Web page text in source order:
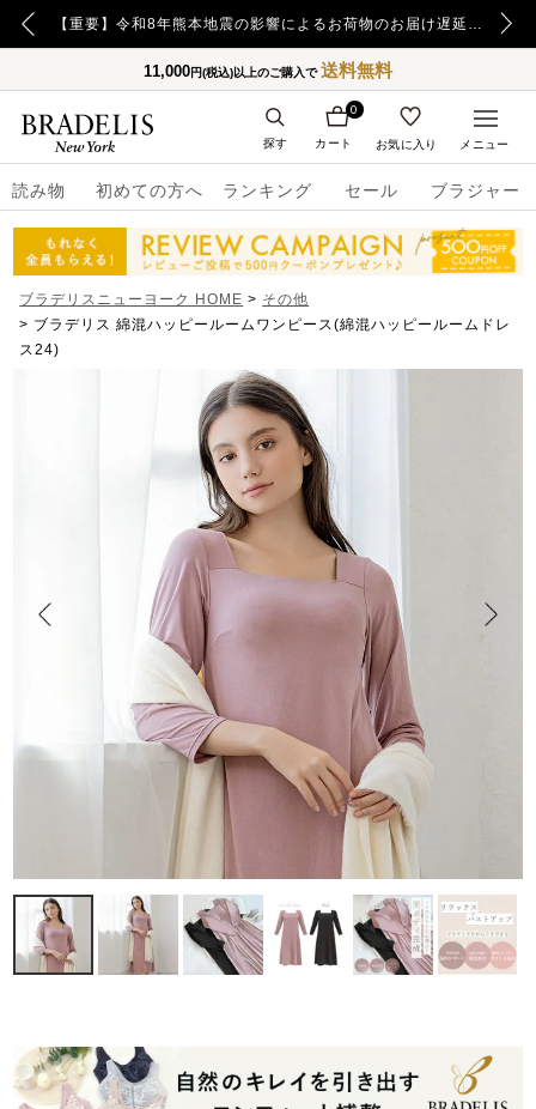
【重要】日本郵便の障害による配送への影響についてのお詫び 【重要】令和8年熊本地震の影響によるお荷物のお届け遅延について
11,000円(税込)以上のご購入で送料無料
読み物 初めての方へ ランキング セール ブラジャー
カート
0
お気に入り
探す メニュー
ブラデリスニューヨーク HOME
その他
ブラデリス 綿混ハッピールームワンピース(綿混ハッピールームドレ
ス24)